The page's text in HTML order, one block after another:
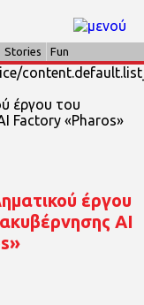
Stories Fun
έργου
AI